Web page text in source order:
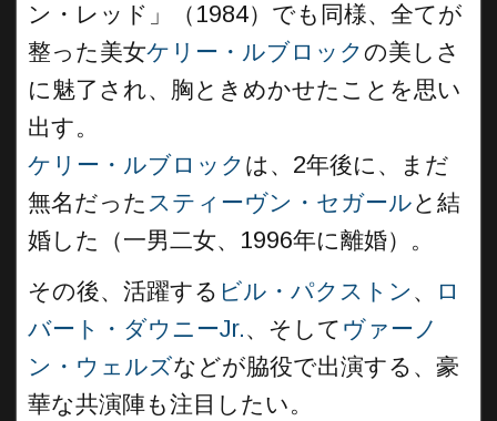
ン・レッド」（1984）でも同様、全てが
整った美女ケリー・ルブロックの美しさ
に魅了され、胸ときめかせたことを思い
出す。
ケリー・ルブロック は、2年後に、まだ
無名だったスティーヴン・セガールと結
婚した（一男二女、1996年に離婚）。
その後、活躍する ビル・パクストン 、
ロ
バート・ダウニーJr.、そして ヴァーノ
ン・ウェルズなどが脇役で出演する、豪
華な共演陣も注目したい。